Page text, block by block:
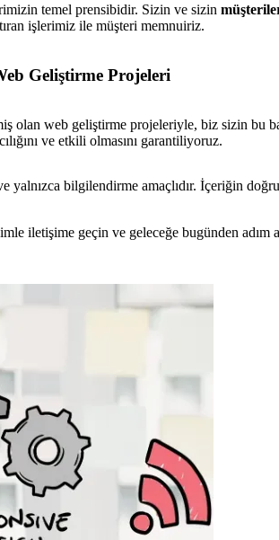
temel prensibidir. Sizin ve sizin
işlerimiz ile müşteri memnuiriz.
Geliştirme Projeleri
web geliştirme projeleriyle, biz sizin bu
ve etkili olmasını garantiliyoruz.
yalnızca bilgilendirme amaçlıdır. İçeriğin
iletişime geçin ve geleceğe bugünden adım